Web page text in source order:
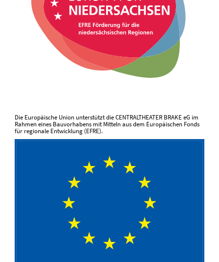
Die Europäische Union unterstützt die CENTRALTHEATER BRAKE eG im
Rahmen eines Bauvorhabens mit Mitteln aus dem Europäischen Fonds
für regionale Entwicklung (EFRE).